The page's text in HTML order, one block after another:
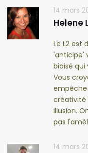
14 mars
Helene
Le L2 est
'anticipe'
biaisé
Vous
empêche
créativité
illusion.
pas
14 mars